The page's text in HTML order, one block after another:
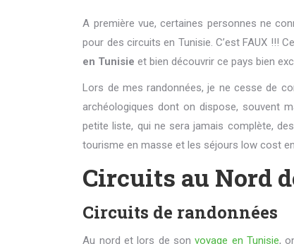
A première vue, certaines personnes ne
pour des circuits en Tunisie. C’est FAUX !!!
en Tunisie et bien découvrir ce pays bien
Lors de mes randonnées, je ne cesse de
archéologiques dont on dispose, souvent
petite liste, qui ne sera jamais complète,
tourisme en masse et les séjours low cost
Circuits au Nord
Circuits de randonnées
Au nord et lors de sonvoyage en Tunisie,